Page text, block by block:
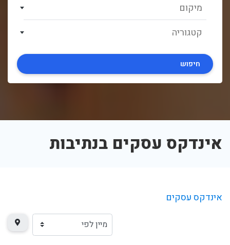
מיקום
קטגוריה
חיפוש
אינדקס עסקים בנתיבות
אינדקס עסקים